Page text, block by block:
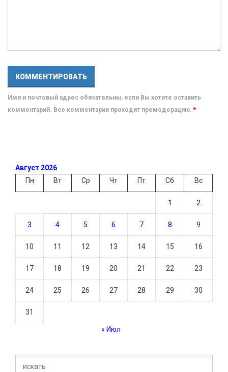
Имя и почтовый адрес обязательны, если Вы хотите оставить
комментарий. Все комментарии проходят премодерацию. *
Август 2026
Пн
Вт Ср Чт Пт Сб Вс
1 2
3 4 5 6 7 8 9
10 11 12 13 14 15 16
17 18 19 20 21 22 23
24 25 26 27 28 29 30
31
« Июл